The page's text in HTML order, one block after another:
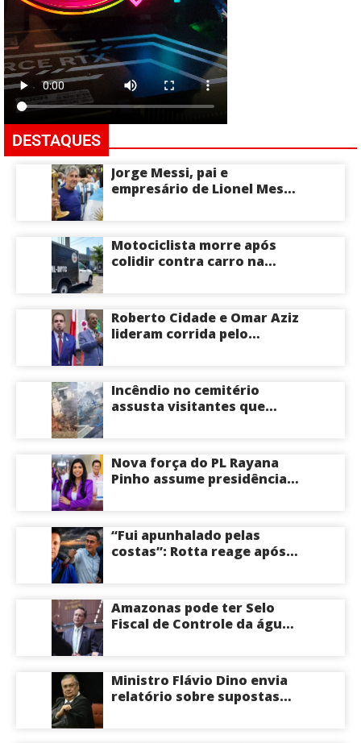
DESTAQUES
Jorge Messi, pai e
empresário de Lionel Messi,
Motociclista morre após
colidir contra carro na
Roberto Cidade e Omar Aziz
lideram corrida pelo
Incêndio no cemitério
assusta visitantes que
Nova força do PL Rayana
Pinho assume presidência
como nome competitivo
para a ALEAM
“Fui apunhalado pelas
costas”: Rotta reage após
o Senado pelo Amazonas;
veja
Amazonas pode ter Selo
Fiscal de Controle da água
Ministro Flávio Dino envia
relatório sobre supostas